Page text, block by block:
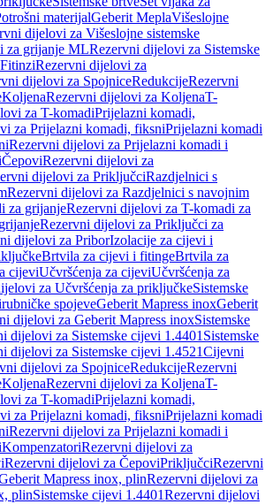
materijalGeberit MeplaVišeslojne
dijelovi za Višeslojne sistemske
za grijanje MLRezervni dijelovi za Sistemske
FitinziRezervni dijelovi za
dijelovi za SpojniceRedukcijeRezervni
KoljenaRezervni dijelovi za KoljenaT-
za T-komadiPrijelazni komadi,
za Prijelazni komadi, fiksniPrijelazni komadi
Rezervni dijelovi za Prijelazni komadi i
ČepoviRezervni dijelovi za
dijelovi za PriključciRazdjelnici s
Rezervni dijelovi za Razdjelnici s navojnim
za grijanjeRezervni dijelovi za T-komadi za
Rezervni dijelovi za Priključci za
dijelovi za PriborIzolacije za cijevi i
Brtvila za cijevi i fitingeBrtvila za
cijeviUčvršćenja za cijeviUčvršćenja za
za Učvršćenja za priključkeSistemske
spojeveGeberit Mapress inoxGeberit
dijelovi za Geberit Mapress inoxSistemske
dijelovi za Sistemske cijevi 1.4401 Sistemske
dijelovi za Sistemske cijevi 1.4521Cijevni
dijelovi za SpojniceRedukcijeRezervni
KoljenaRezervni dijelovi za KoljenaT-
za T-komadiPrijelazni komadi,
za Prijelazni komadi, fiksniPrijelazni komadi
Rezervni dijelovi za Prijelazni komadi i
KompenzatoriRezervni dijelovi za
Rezervni dijelovi za ČepoviPriključciRezervni
Mapress inox, plinRezervni dijelovi za
plinSistemske cijevi 1.4401Rezervni dijelovi